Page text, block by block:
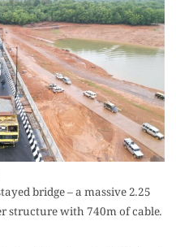
bridge – a massive 2.25
structure with 740m of cable.